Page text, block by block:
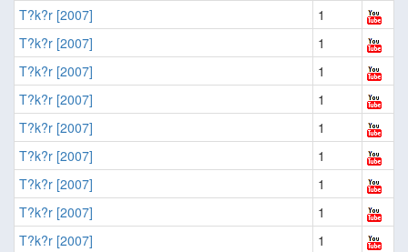
T?k?r [2007]
1
T?k?r [2007]
1
T?k?r [2007]
1
T?k?r [2007]
1
T?k?r [2007]
1
T?k?r [2007]
1
T?k?r [2007]
1
T?k?r [2007]
1
T?k?r [2007]
1